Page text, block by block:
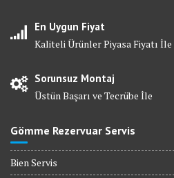
En Uygun Fiyat
Kaliteli Ürünler Piyasa Fiyatı İle
Sorunsuz Montaj
Üstün Başarı ve Tecrübe İle
Gömme Rezervuar Servis
Bien Servis